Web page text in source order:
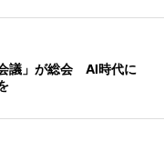
議」が総会 AI時代に